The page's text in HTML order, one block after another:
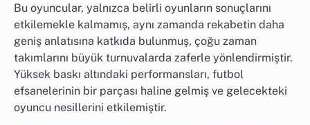
Bu oyuncular, yalnızca belirli oyunların sonuçlarını
etkilemekle kalmamış, aynı zamanda rekabetin daha
geniş anlatısına katkıda bulunmuş, çoğu zaman
takımlarını büyük turnuvalarda zaferle yönlendirmiştir.
Yüksek baskı altındaki performansları, futbol
efsanelerinin bir parçası haline gelmiş ve gelecekteki
oyuncu nesillerini etkilemiştir.